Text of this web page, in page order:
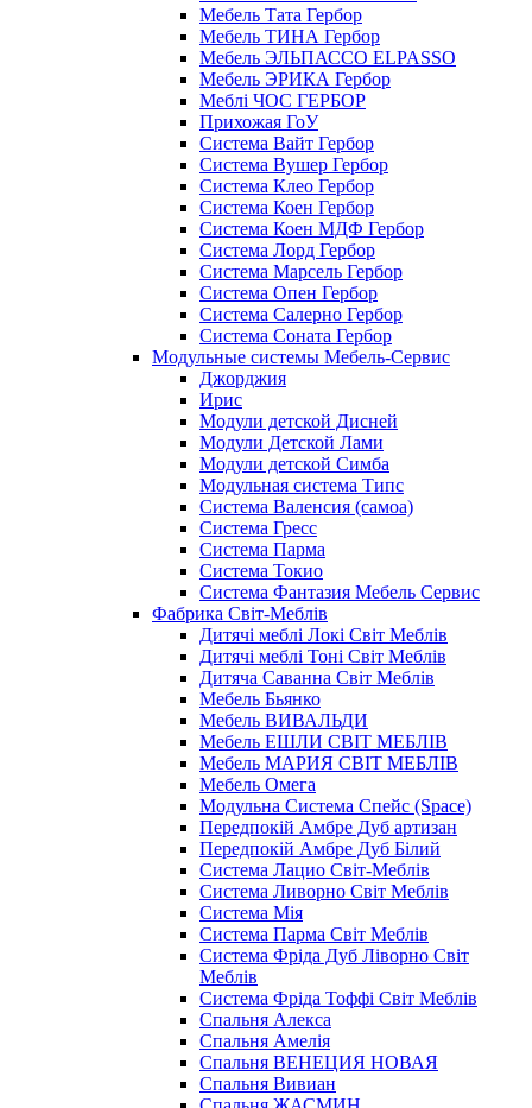
Мебель Тата Гербор
Мебель ТИНА Гербор
Мебель ЭЛЬПАССО ELPASSO
Мебель ЭРИКА Гербор
Меблі ЧОС ГЕРБОР
Прихожая ГоУ
Система Вайт Гербор
Система Вушер Гербор
Система Клео Гербор
Система Коен Гербор
Система Коен МДФ Гербор
Система Лорд Гербор
Система Марсель Гербор
Система Опен Гербор
Система Салерно Гербор
Система Соната Гербор
Модульные системы Мебель-Сервис
Джорджия
Ирис
Модули детской Дисней
Модули Детской Лами
Модули детской Симба
Модульная система Типс
Система Валенсия (самоа)
Система Гресс
Система Парма
Система Токио
Система Фантазия Мебель Сервис
Фабрика Світ-Меблів
Дитячі меблі Локі Світ Меблів
Дитячі меблі Тоні Світ Меблів
Дитяча Саванна Світ Меблів
Мебель Бьянко
Мебель ВИВАЛЬДИ
Мебель ЕШЛИ СВІТ МЕБЛІВ
Мебель МАРИЯ СВІТ МЕБЛІВ
Мебель Омега
Модульна Cистема Спейс (Space)
Передпокій Амбре Дуб артизан
Передпокій Амбре Дуб Білий
Система Лацио Світ-Меблів
Система Ливорно Світ Меблів
Система Мія
Система Парма Свiт Меблiв
Система Фріда Дуб Ліворно Світ
Меблів
Система Фріда Тоффі Світ Меблів
Спальня Алекса
Спальня Амелія
Спальня ВЕНЕЦИЯ НОВАЯ
Спальня Вивиан